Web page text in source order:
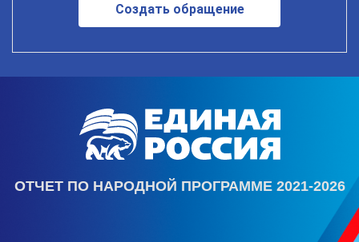
Создать обращение
ОТЧЕТ ПО НАРОДНОЙ ПРОГРАММЕ 2021-2026